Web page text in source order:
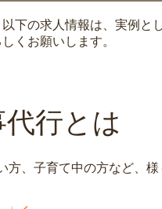
下の求人情報は、実例と
くお願いします。
行とは
方、子育て中の方など、